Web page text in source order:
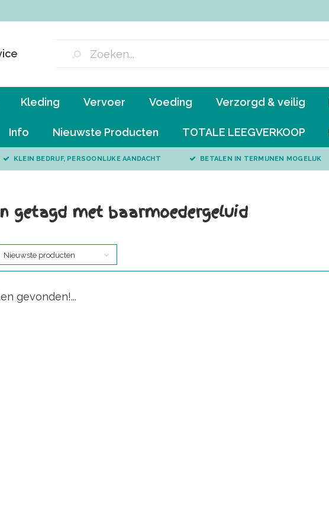
Kleding Vervoer Voeding Verzorgd & veilig
Info Nieuwste Producten TOTALE LEEGVERKOOP
KLEIN BEDRIJF, PERSOONLIJKE AANDACHT BETALEN IN TERMIJNEN MOGELIJK
getagd met baarmoedergeluid
Nieuwste producten
gevonden!...